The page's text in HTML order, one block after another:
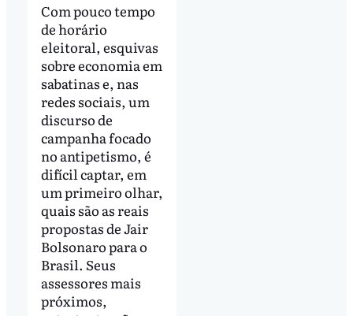
Com pouco tempo
de horário
eleitoral, esquivas
sobre economia em
sabatinas e, nas
redes sociais, um
discurso de
campanha focado
no antipetismo, é
difícil captar, em
um primeiro olhar,
quais são as reais
propostas de Jair
Bolsonaro para o
Brasil. Seus
assessores mais
próximos,